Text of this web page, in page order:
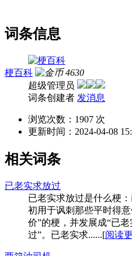
词条信息
梗百科
4630
超级管理员
词条创建者 发消息
浏览次数： 1907 次
更新时间： 2024-04-08
相关词条
已老实求放过
已老实求放过是什么梗
初用于讽刺那些平时得
价”的梗，并发展成“已
过”。已老实求......[阅读